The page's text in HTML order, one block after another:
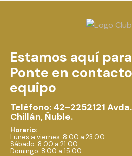
Estamos aquí
Ponte en
equipo
Teléfono: 42-2252121
Chillán, Ñuble.
Horario:
Lunes a viernes: 8:00 a 23:00
Sábado: 8:00 a 21:00
Domingo: 8:00 a 15:00